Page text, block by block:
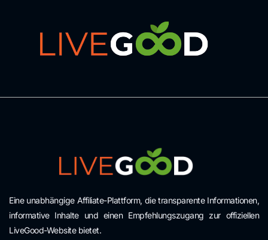
Eine unabhängige Affiliate-Plattform, die transparente Informationen,
informative Inhalte und einen Empfehlungszugang zur offiziellen
LiveGood-Website bietet.